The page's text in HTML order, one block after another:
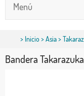
Menú
> Inicio>Asia>
Bandera Takarazuka